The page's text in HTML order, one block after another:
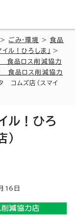
> ごみ・環境 >食品
ル！ひろしま」
>
食品ロス削減協力
食品ロス削減協力
コムズ店（スマイ
ル！ひろ
16 日